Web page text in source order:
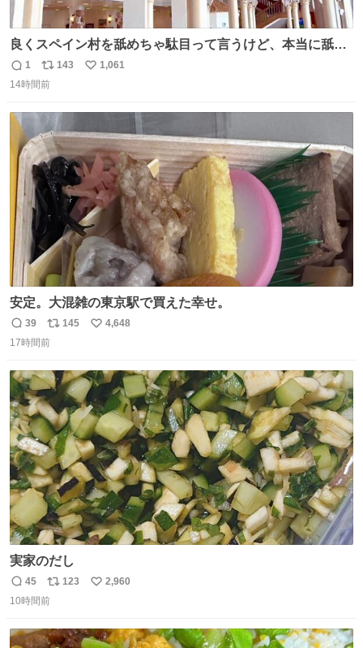
良くスペイン村を舐めちゃ駄目って言うけど、本当に舐め
ちゃ行けないのはスペィン村ホテル🏛🏨 だってロビーから
中庭抜けるだけでこの有様🤩 ディズニーホテル泊まってる
ニャは益々素晴らしい場所になってる
返
信
1
リ
ポ
ト
数
143
い
1,061
14時間前
安定。大混雑の東京駅で買えた幸せ。
返
信
39
リ
ポ
ト
数
145
い
数
4,648
17時間前
実家のだし
返
信
45
リ
ポ
ト
123
い
数
2,960
10時間前